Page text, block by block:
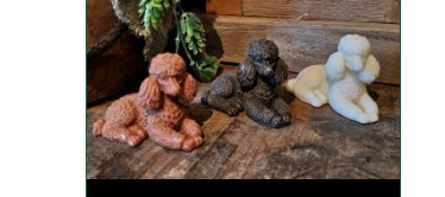
e
: